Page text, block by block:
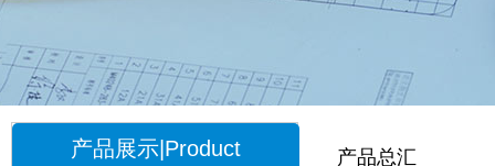
产品展示|Product 产品总汇